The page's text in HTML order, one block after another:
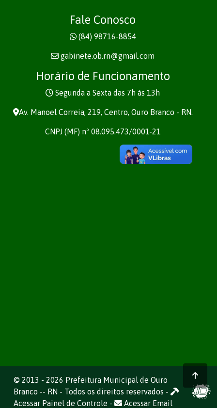
Fale Conosco
(84) 98716-8854
gabinete.ob.rn@gmail.com
Horário de Funcionamento
Segunda a Sexta das 7h às 13h
Av. Manoel Correia, 219, Centro, Ouro Branco - RN.
CNPJ (MF) nº 08.095.473/0001-21
© 2013 - 2026 Prefeitura Municipal de Ouro
Branco -- RN - Todos os direitos reservados -
Acessar Painel de Controle - Acessar Email